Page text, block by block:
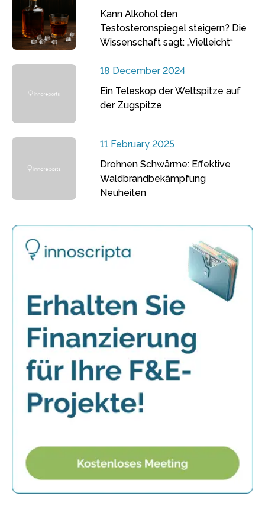
Kann Alkohol den
Testosteronspiegel steigern? Die
Wissenschaft sagt: „Vielleicht“
18 December 2024
Ein Teleskop der Weltspitze auf
der Zugspitze
11 February 2025
Drohnen Schwärme: Effektive
Waldbrandbekämpfung
Neuheiten